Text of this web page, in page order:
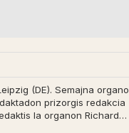
(DE). Semajna organo
prizorgis redakcia
la organon Richard
Lanti [Eŭgen Adam] dum